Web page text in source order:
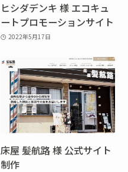
ヒシダデンキ 様 エコキュ
ートプロモーションサイト
2022年5月17日
床屋 髪航路 様 公式サイト
制作